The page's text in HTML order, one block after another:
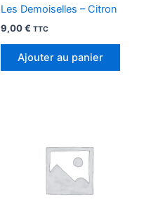
Les Demoiselles – Citron
9,00€ TTC
Ajouter au panier